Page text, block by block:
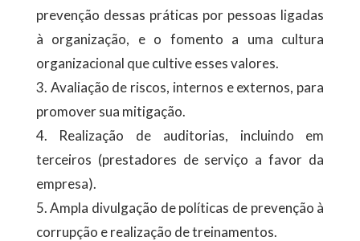
prevenção dessas práticas por pessoas ligadas
à organização, e o fomento a uma cultura
organizacional que cultive esses valores.
3. Avaliação de riscos, internos e externos, para
promover sua mitigação.
4. Realização de auditorias, incluindo em
terceiros (prestadores de serviço a favor da
empresa).
5. Ampla divulgação de políticas de prevenção à
corrupção e realização de treinamentos.